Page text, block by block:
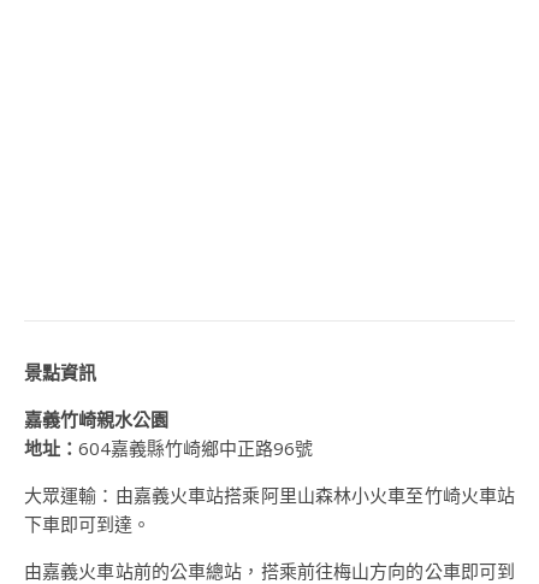
景點資訊
嘉義竹崎親水公園
地址： 604嘉義縣竹崎鄉中正路96號
大眾運輸：由嘉義火車站搭乘阿里山森林小火車至竹崎火車站
下車即可到達。
由嘉義火車站前的公車總站，搭乘前往梅山方向的公車即可到